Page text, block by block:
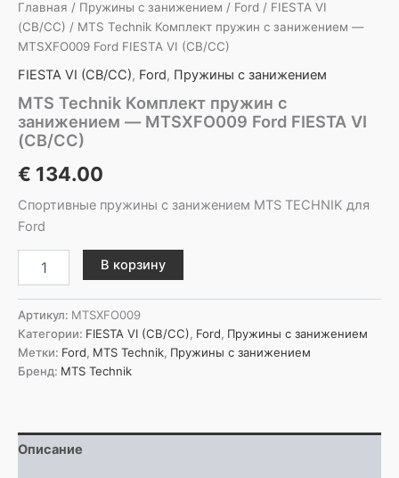
Главная / Пружины с занижением / Ford / FIESTA VI
(CB/CC) / MTS Technik Комплект пружин с занижением —
MTSXFO009 Ford FIESTA VI (CB/CC)
FIESTA VI (CB/CC), Ford, Пружины с занижением
MTS Technik Комплект пружин с
занижением — MTSXFO009 Ford FIESTA VI
(CB/CC)
€ 134.00
Спортивные пружины с занижением MTS TECHNIK для
Ford
товара
Technik
Комплект
пружин
с
занижением
Ford
FIESTA
В корзину
Артикул: MTSXFO009
Категории: FIESTA VI (CB/CC), Ford, Пружины с занижением
Метки: Ford, MTS Technik, Пружины с занижением
Бренд: MTS Technik
Описание